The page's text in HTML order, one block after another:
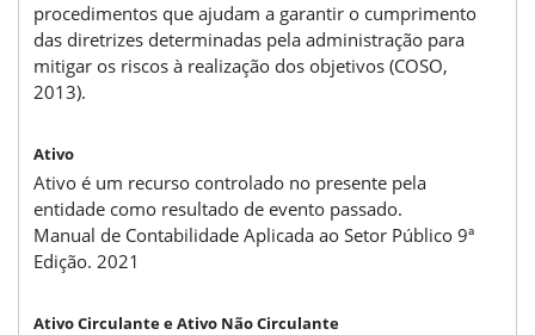
procedimentos que ajudam a garantir o cumprimento
das diretrizes determinadas pela administração para
mitigar os riscos à realização dos objetivos (COSO,
2013).
Ativo
Ativo é um recurso controlado no presente pela
entidade como resultado de evento passado.
Manual de Contabilidade Aplicada ao Setor Público 9ª
Edição. 2021
Ativo Circulante e Ativo Não Circulante